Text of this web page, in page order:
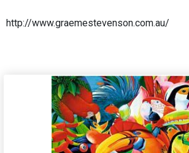
http://www.graemestevenson.com.au/